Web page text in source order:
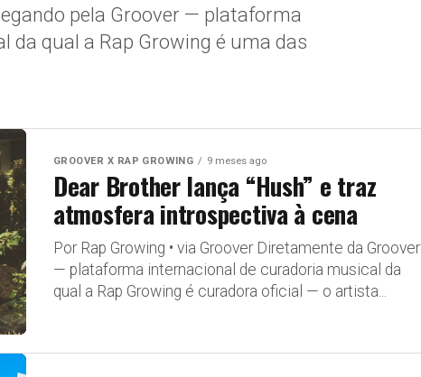
pela Groover — plataforma
da qual a Rap Growing é uma das
GROOVER X RAP GROWING 9 meses ago
Dear Brother lança “Hush” e traz
atmosfera introspectiva à cena
Por Rap Growing • via Groover Diretamente da Groover
— plataforma internacional de curadoria musical da
qual a Rap Growing é curadora oficial — o artista...